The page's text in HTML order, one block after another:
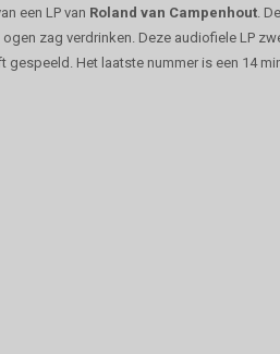
een LP van Roland van Campenhout .
zag verdrinken. Deze audiofiele LP
Het laatste nummer is een 14